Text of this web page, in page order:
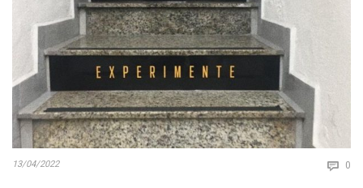
13/04/2022  0